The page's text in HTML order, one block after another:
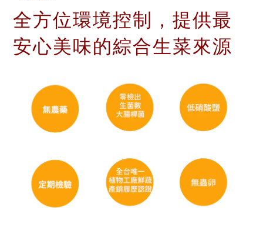
全方位環境控制，提供最
安心美味的綜合生菜來源